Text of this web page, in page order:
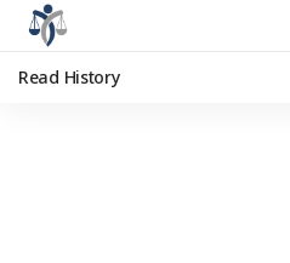
Read History